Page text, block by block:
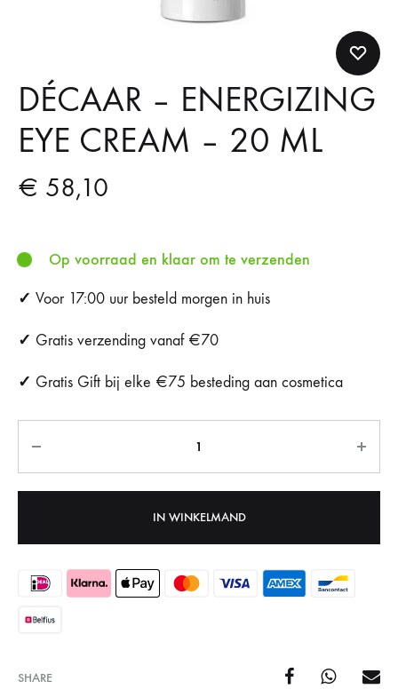
DÉCAAR – ENERGIZING
EYE CREAM – 20 ML
€ 58,10
Op voorraad en klaar om te verzenden
✓ Voor 17:00 uur besteld morgen in huis
✓ Gratis verzending vanaf €70
✓ Gratis Gift bij elke €75 besteding aan cosmetica
IN WINKELMAND
SHARE